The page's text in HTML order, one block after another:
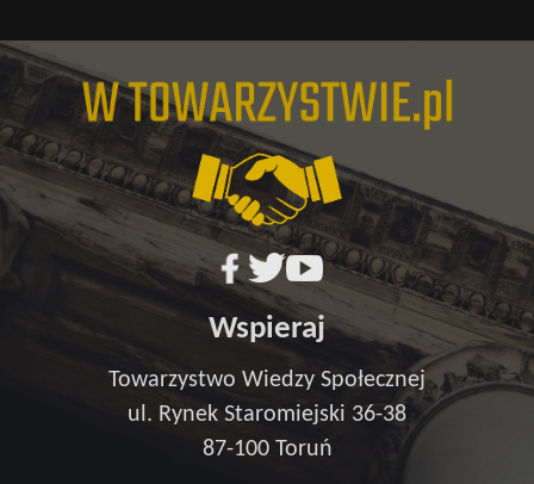
Wspieraj
Towarzystwo Wiedzy Społecznej
ul. Rynek Staromiejski 36-38
87-100 Toruń